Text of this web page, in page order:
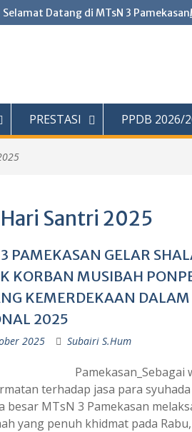
Selamat Datang di MTsN 3 Pamekasan
PRESTASI PPDB 2026/
Hari Santri 2025
PAMEKASAN GELAR
KORBAN MUSIBAH
KEMERDEKAAN
2025
2025 Subairi S.Hum
Pamekasan_Sebagai
terhadap jasa para
besar MTsN 3 Pamekasan
yang penuh khidmat pada